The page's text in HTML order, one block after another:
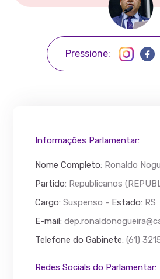
Pressione:
Informações Parlamentar:
Nome Completo: Ronaldo
Partido: Republicanos
Cargo: Suspenso - Estado: RS
E-mail:
Telefone do Gabinete: (61)
Redes Socials do Parlamentar: